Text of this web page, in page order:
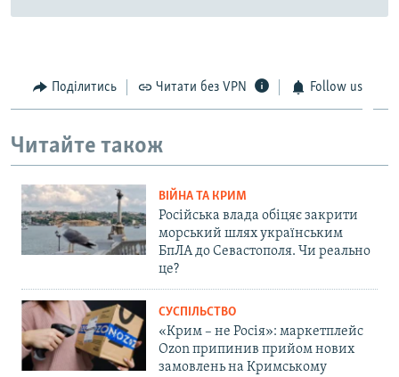
Поділитись Читати без VPN Follow us
Читайте також
ВІЙНА ТА КРИМ
Російська влада обіцяє закрити
морський шлях українським
БпЛА до Севастополя. Чи реально
це?
СУСПІЛЬСТВО
«Крим – не Росія»: маркетплейс
Ozon припинив прийом нових
замовлень на Кримському